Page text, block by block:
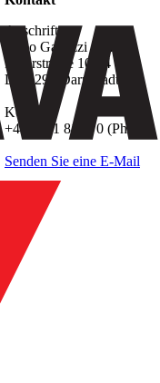
Anschrift
Carlo Gavazzi GmbH
Pfnorstrasse 10-14
D-64293 Darmstadt
Kontakt
+49 6151 8100 0 (Phone)
Senden Sie eine E-Mail